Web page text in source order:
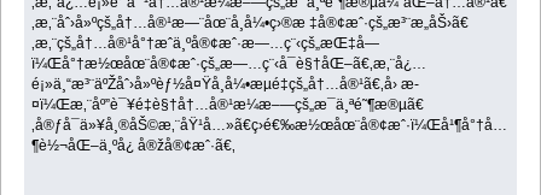
‚æ‚¨åˆ›å»ºçš„å†…å®¹æ—¨åœ¨å¸å¼•ç›®æ ‡å®¢æˆ·çš„æ³¨æ„åŠ›ã€
‚æ‚¨çš„å†…å®¹å°†æˆä¸ºå®¢æˆ·æ—…ç¨‹çš„æŒ‡å—
ï¼Œå°†æ½œåœ¨å®¢æˆ·çš„æ—…ç¨‹å¯è§†åŒ–ã€‚æ‚¨å¿…
é¡»ä¸“æ³¨äºŽåˆ›å»ºèƒ½å¤Ÿå¸å¼•æµé‡çš„å†…å®¹ã€‚å› æ­
¤ï¼Œæ‚¨åº”è¯¥é‡è§†å†…å®¹æ¼æ–—çš„æ¯ä¸ªé˜¶æ®µã€
‚å®ƒå¯ä»¥å¸®åŠ©æ‚¨åŸ¹å…»ã€ç­›é€‰æ½œåœ¨å®¢æˆ·ï¼Œå¹¶å°†å…
¶è½¬åŒ–ä¸ºå¿ å®žå®¢æˆ·ã€‚